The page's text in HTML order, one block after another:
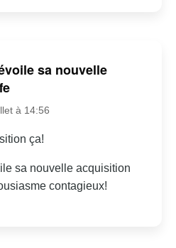
sa nouvelle
à 14:56
ça!
sa nouvelle acquisition
contagieux!